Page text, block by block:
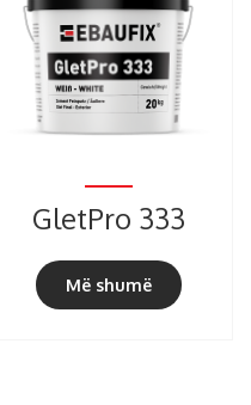
GletPro 333
Më shumë